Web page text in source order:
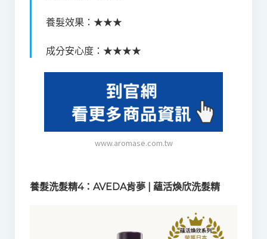
養髮效果：★★★
成分安心度：★★★★
www.aromase.com.tw
養髮洗髮精4：AVEDA肯夢 | 蘊活煥欣洗髮精